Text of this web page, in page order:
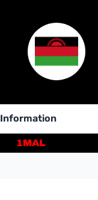
Information
1MAL